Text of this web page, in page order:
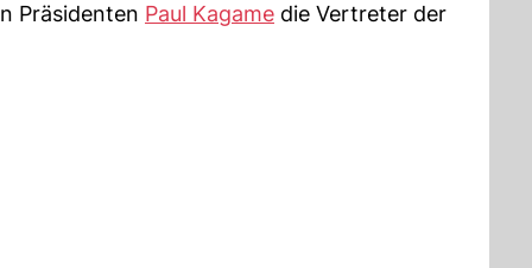
Präsidenten Paul Kagame die Vertreter der